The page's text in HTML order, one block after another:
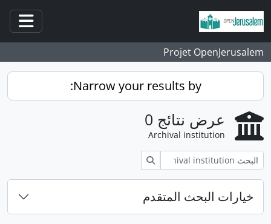
انتقل إلى المحتوى الرئيسي
فتح/
Projet OpenJerusalem
Narrow your results by:
عرض نتائج 0
Archival institution
بحث
خيارات البحث المتقدم